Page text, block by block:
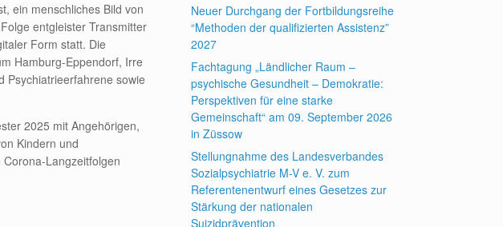
ein menschliches Bild von
entgleister Transmitter
Form statt. Die
Hamburg-Eppendorf, Irre
Psychiatrieerfahrene sowie
2025 mit Angehörigen,
Kindern und
Langzeitfolgen
Neuer Durchgang der Fortbildungsreihe
“Methoden der qualifizierten Assistenz”
2027
Fachtagung „Ländlicher Raum –
psychische Gesundheit – Demokratie:
Perspektiven für eine starke
Gemeinschaft“ am 09. September 2026
in Züssow
Stellungnahme des Landesverbandes
Sozialpsychiatrie M-V e. V. zum
Referentenentwurf eines Gesetzes zur
Stärkung der nationalen
Suizidprävention